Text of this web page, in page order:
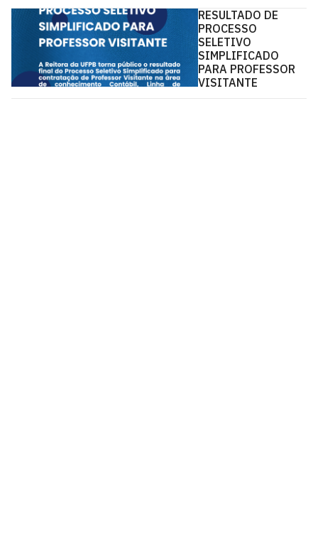
RESULTADO DE
PROCESSO
SELETIVO
SIMPLIFICADO
PARA PROFESSOR
VISITANTE